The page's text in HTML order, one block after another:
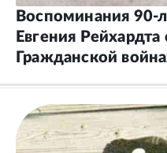
Воспоминания
Евгения
Гражданской